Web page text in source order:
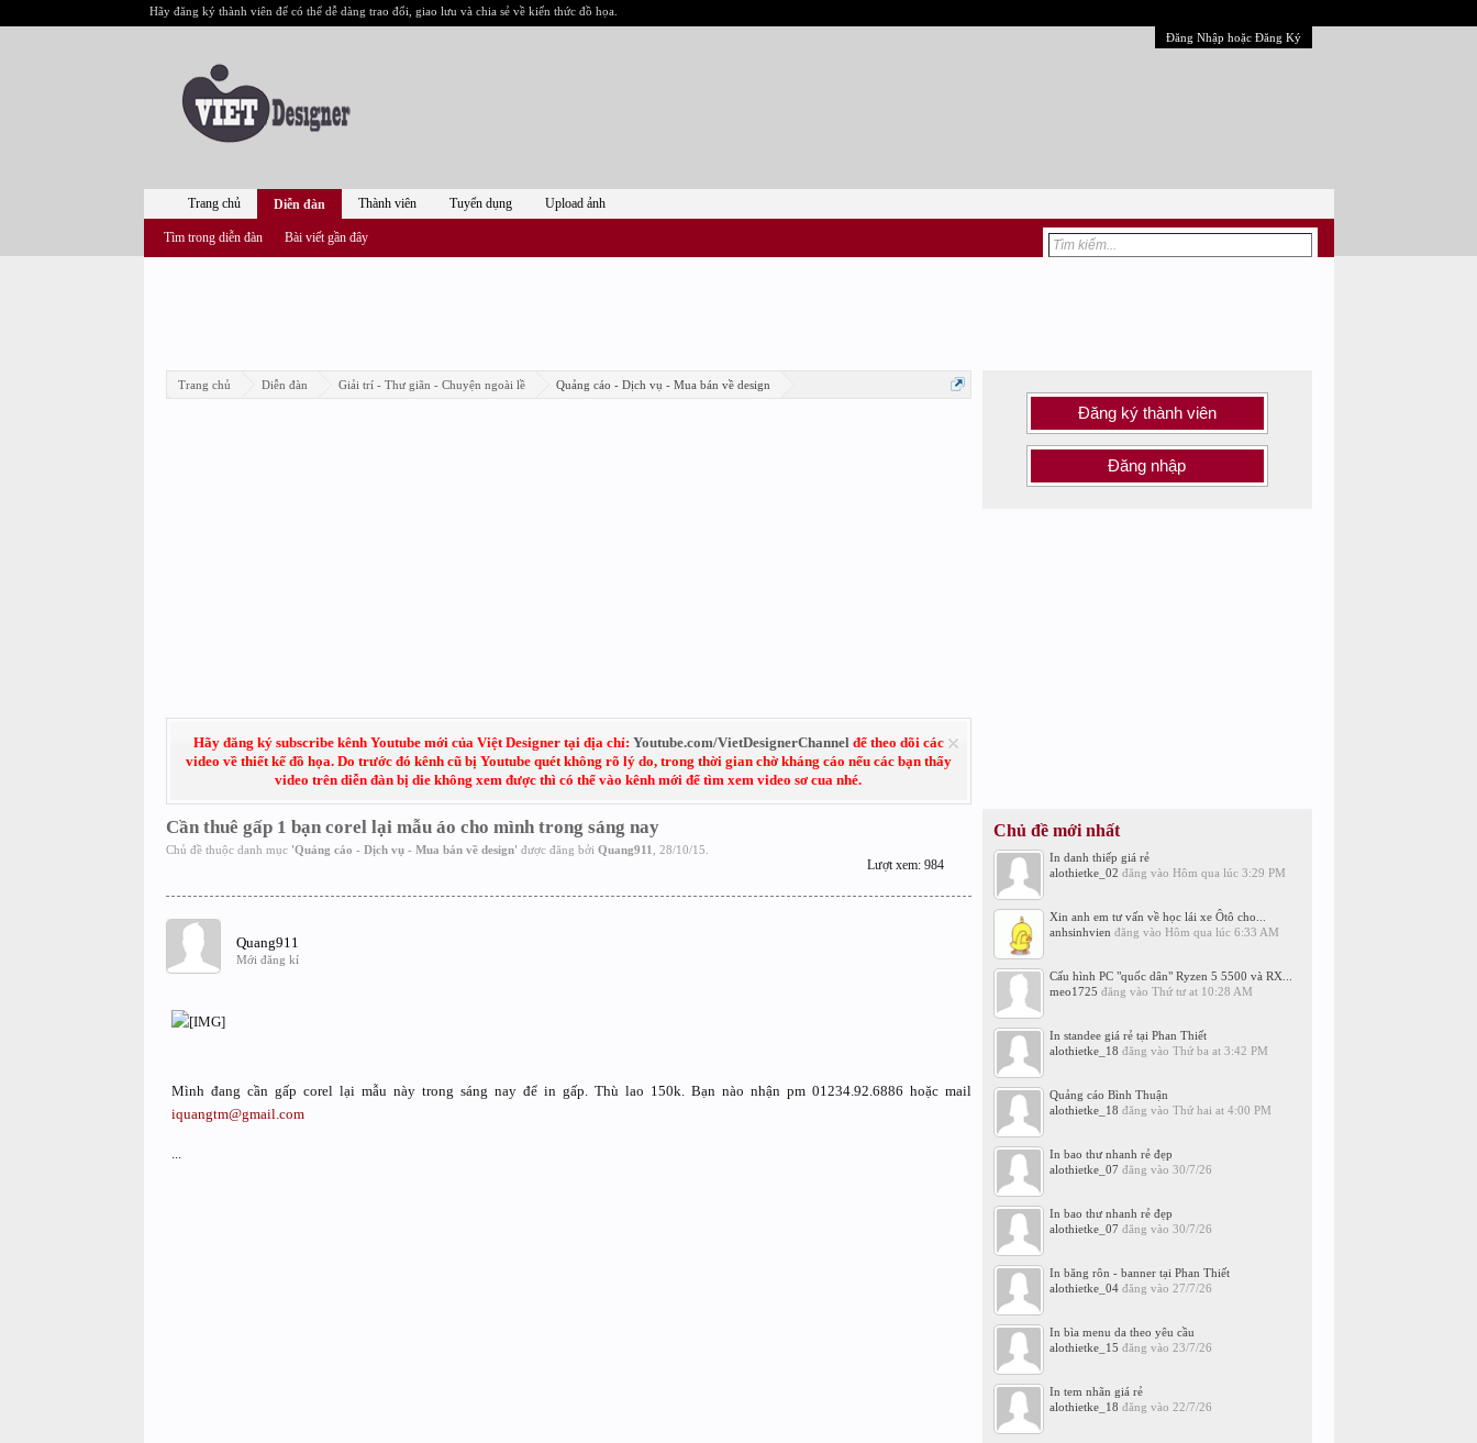
Hãy đăng ký thành viên để có thể dễ dàng trao đổi, giao lưu và chia sẻ về kiến thức đồ họa.
Đăng Nhập hoặc Đăng Ký
Trang chủ Diễn đàn Giải trí - Thư giãn - Chuyện ngoài lề Quảng cáo - Dịch vụ - Mua bán về design
Hãy đăng ký subscribe kênh Youtube mới của Việt Designer tại địa chỉ: Youtube.com/VietDesignerChannelđể theo dõi các
video về thiết kế đồ họa. Do trước đó kênh cũ bị Youtube quét không rõ lý do, trong thời gian chờ kháng cáo nếu các bạn thấy
video trên diễn đàn bị die không xem được thì có thể vào kênh mới để tìm xem video sơ cua nhé.
Cần thuê gấp 1 bạn corel lại mẫu áo cho mình trong sáng nay
Chủ đề thuộc danh mục 'Quảng cáo - Dịch vụ - Mua bán về design' được đăng bởi Quang911 28/10/15
Lượt xem: 984
Quang911
Mới đăng kí
Mình đang cần gấp corel lại mẫu này trong sáng nay để in gấp. Thù lao 150k. Bạn nào nhận pm 01234.92.6886 hoặc mail
iquangtm@gmail.com
...
Đăng ký thành viên
Đăng nhập
Chủ đề mới nhất
In danh thiếp giá rẻ
alothietke_02 đăng vào Hôm qua lúc 3:29 PM
Xin anh em tư vấn về học lái xe Ôtô cho...
anhsinhvien đăng vào Hôm qua lúc 6:33 AM
Cấu hình PC "quốc dân" Ryzen 5 5500 và RX...
meo1725 đăng vào Thứ tư at 10:28 AM
In standee giá rẻ tại Phan Thiết
alothietke_18 đăng vào Thứ ba at 3:42 PM
Quảng cáo Bình Thuận
alothietke_18 đăng vào Thứ hai at 4:00 PM
In bao thư nhanh rẻ đẹp
alothietke_07 đăng vào 30/7/26
In bao thư nhanh rẻ đẹp
alothietke_07 đăng vào 30/7/26
In băng rôn - banner tại Phan Thiết
alothietke_04đăng vào 27/7/26
In bìa menu da theo yêu cầu
alothietke_15 đăng vào 23/7/26
In tem nhãn giá rẻ
alothietke_18 đăng vào 22/7/26
Trang chủ Diễn đàn
Tìm trong diễn đàn Bài viết gần đây
Thành viên Tuyển dụng Upload ảnh